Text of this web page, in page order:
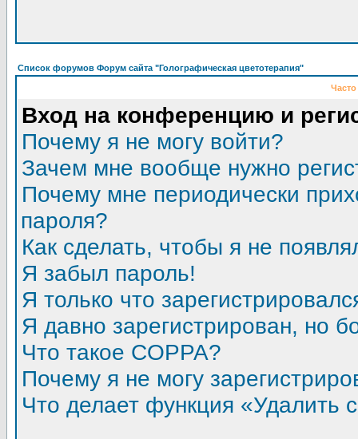
Список форумов Форум сайта "Голографическая цветотерапия"
Вход на конференцию и
Почему я не могу войти?
Зачем мне вообще нужно
Почему мне периодически
пароля?
Как сделать, чтобы я не
Я забыл пароль!
Я только что
Я давно зарегистрирован, но
Что такое COPPA?
Почему я не могу
Что делает функция «Удалить